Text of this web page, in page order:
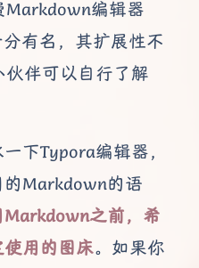
Markdown编辑器
有名，其扩展性不
伴可以自行了解
下Typora编辑器，
Markdown的语
之前，希
用的图床。如果你